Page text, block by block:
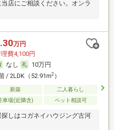
店にご相談ください。オンラ
万円
費4,100円
なし
10万円
/ 2LDK（52.91m2）
新築
二人暮らし
車場(近隣含) ペット相談可
しはコガネイハウジング古河